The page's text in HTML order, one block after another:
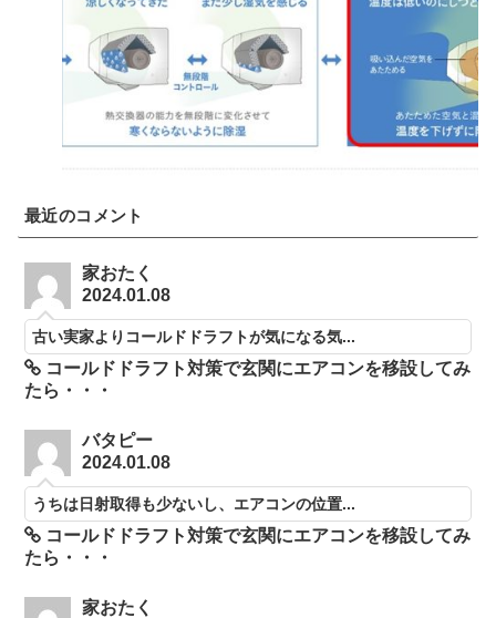
最近のコメント
家おたく
2024.01.08
古い実家よりコールドドラフトが気になる気...
コールドドラフト対策で玄関にエアコンを移設してみ
たら・・・
バタピー
2024.01.08
うちは日射取得も少ないし、エアコンの位置...
コールドドラフト対策で玄関にエアコンを移設してみ
たら・・・
家おたく